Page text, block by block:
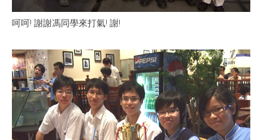
呵呵! 謝謝馮同學來打氣! 謝!